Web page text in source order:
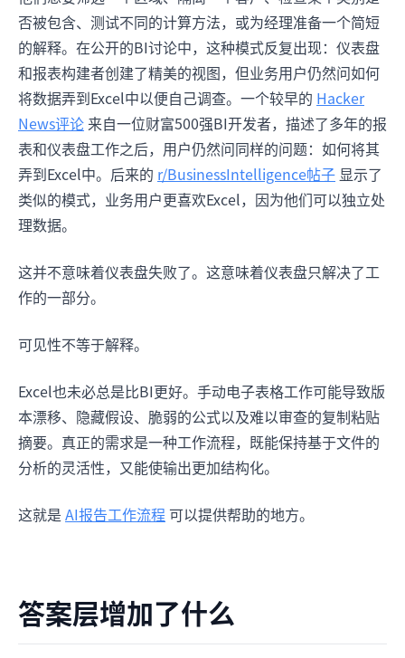
否被包含、测试不同的计算方法，或为经理准备一个简短
的解释。在公开的BI讨论中，这种模式反复出现：仪表盘
和报表构建者创建了精美的视图，但业务用户仍然问如何
将数据弄到Excel中以便自己调查。一个较早的 Hacker
News评论 来自一位财富500强BI开发者，描述了多年的报
表和仪表盘工作之后，用户仍然问同样的问题：如何将其
弄到Excel中。后来的 r/BusinessIntelligence帖子 显示了
类似的模式，业务用户更喜欢Excel，因为他们可以独立处
理数据。
这并不意味着仪表盘失败了。这意味着仪表盘只解决了工
作的一部分。
可见性不等于解释。
Excel也未必总是比BI更好。手动电子表格工作可能导致版
本漂移、隐藏假设、脆弱的公式以及难以审查的复制粘贴
摘要。真正的需求是一种工作流程，既能保持基于文件的
分析的灵活性，又能使输出更加结构化。
这就是 AI报告工作流程 可以提供帮助的地方。
答案层增加了什么